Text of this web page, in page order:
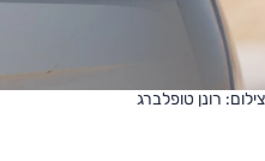
צילום: רונן טופלברג